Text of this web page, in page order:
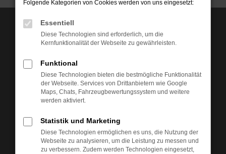
Wir sind Servicepartner von:
Folgende Kategorien von Cookies werden von uns eingesetzt:
Essentiell
Diese Technologien sind erforderlich, um die
Kernfunktionalität der Webseite zu gewährleisten.
Funktional
Diese Technologien bieten die bestmögliche Funktionalität
der Webseite. Services von Drittanbietern wie Google
Maps, Chats, Fahrzeugbewertungssystem und weitere
werden aktiviert.
Statistik und Marketing
Diese Technologien ermöglichen es uns, die Nutzung der
Webseite zu analysieren, um die Leistung zu messen und
zu verbessern. Zudem werden Technologien eingesetzt,